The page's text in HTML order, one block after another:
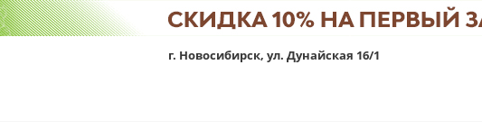
г. Новосибирск, ул. Дунайская 16/1